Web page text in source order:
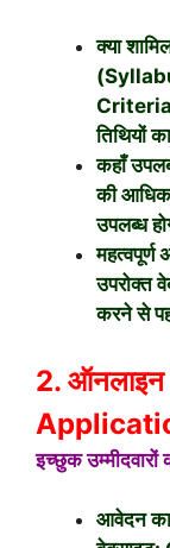
क्या
Criteria),
तिथियोंका
कहाँ
की
उपलब्ध
महत्वपूर्ण
उपरोक्त
करने से
2.
इच्छुक
आवेदन का